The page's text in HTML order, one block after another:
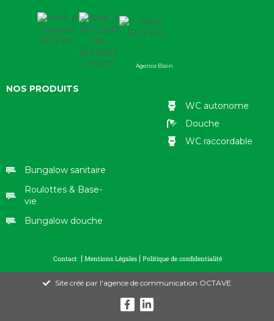
Agence Blain
NOS PRODUITS
WC autonome
Douche
WC raccordable
Bungalow sanitaire
Roulottes & Base-
vie
Bungalow douche
Contact | Mentions Légales | Politique de confidentialité
Site créé par l'agence de communication OCTAVE